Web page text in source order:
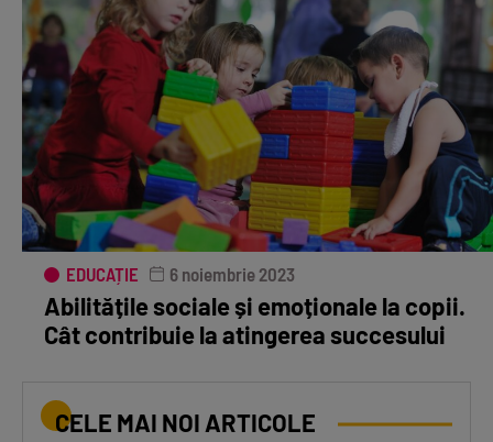
EDUCAȚIE 6 noiembrie 2023
Abilitățile sociale și emoționale la copii.
Cât contribuie la atingerea succesului
CELE MAI NOI ARTICOLE